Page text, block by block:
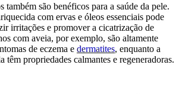
também são benéficos para a saúde da pele.
com ervas e óleos essenciais pode
irritações e promover a cicatrização de
com aveia, por exemplo, são altamente
de eczema e dermatites, enquanto a
têm propriedades calmantes e regeneradoras.